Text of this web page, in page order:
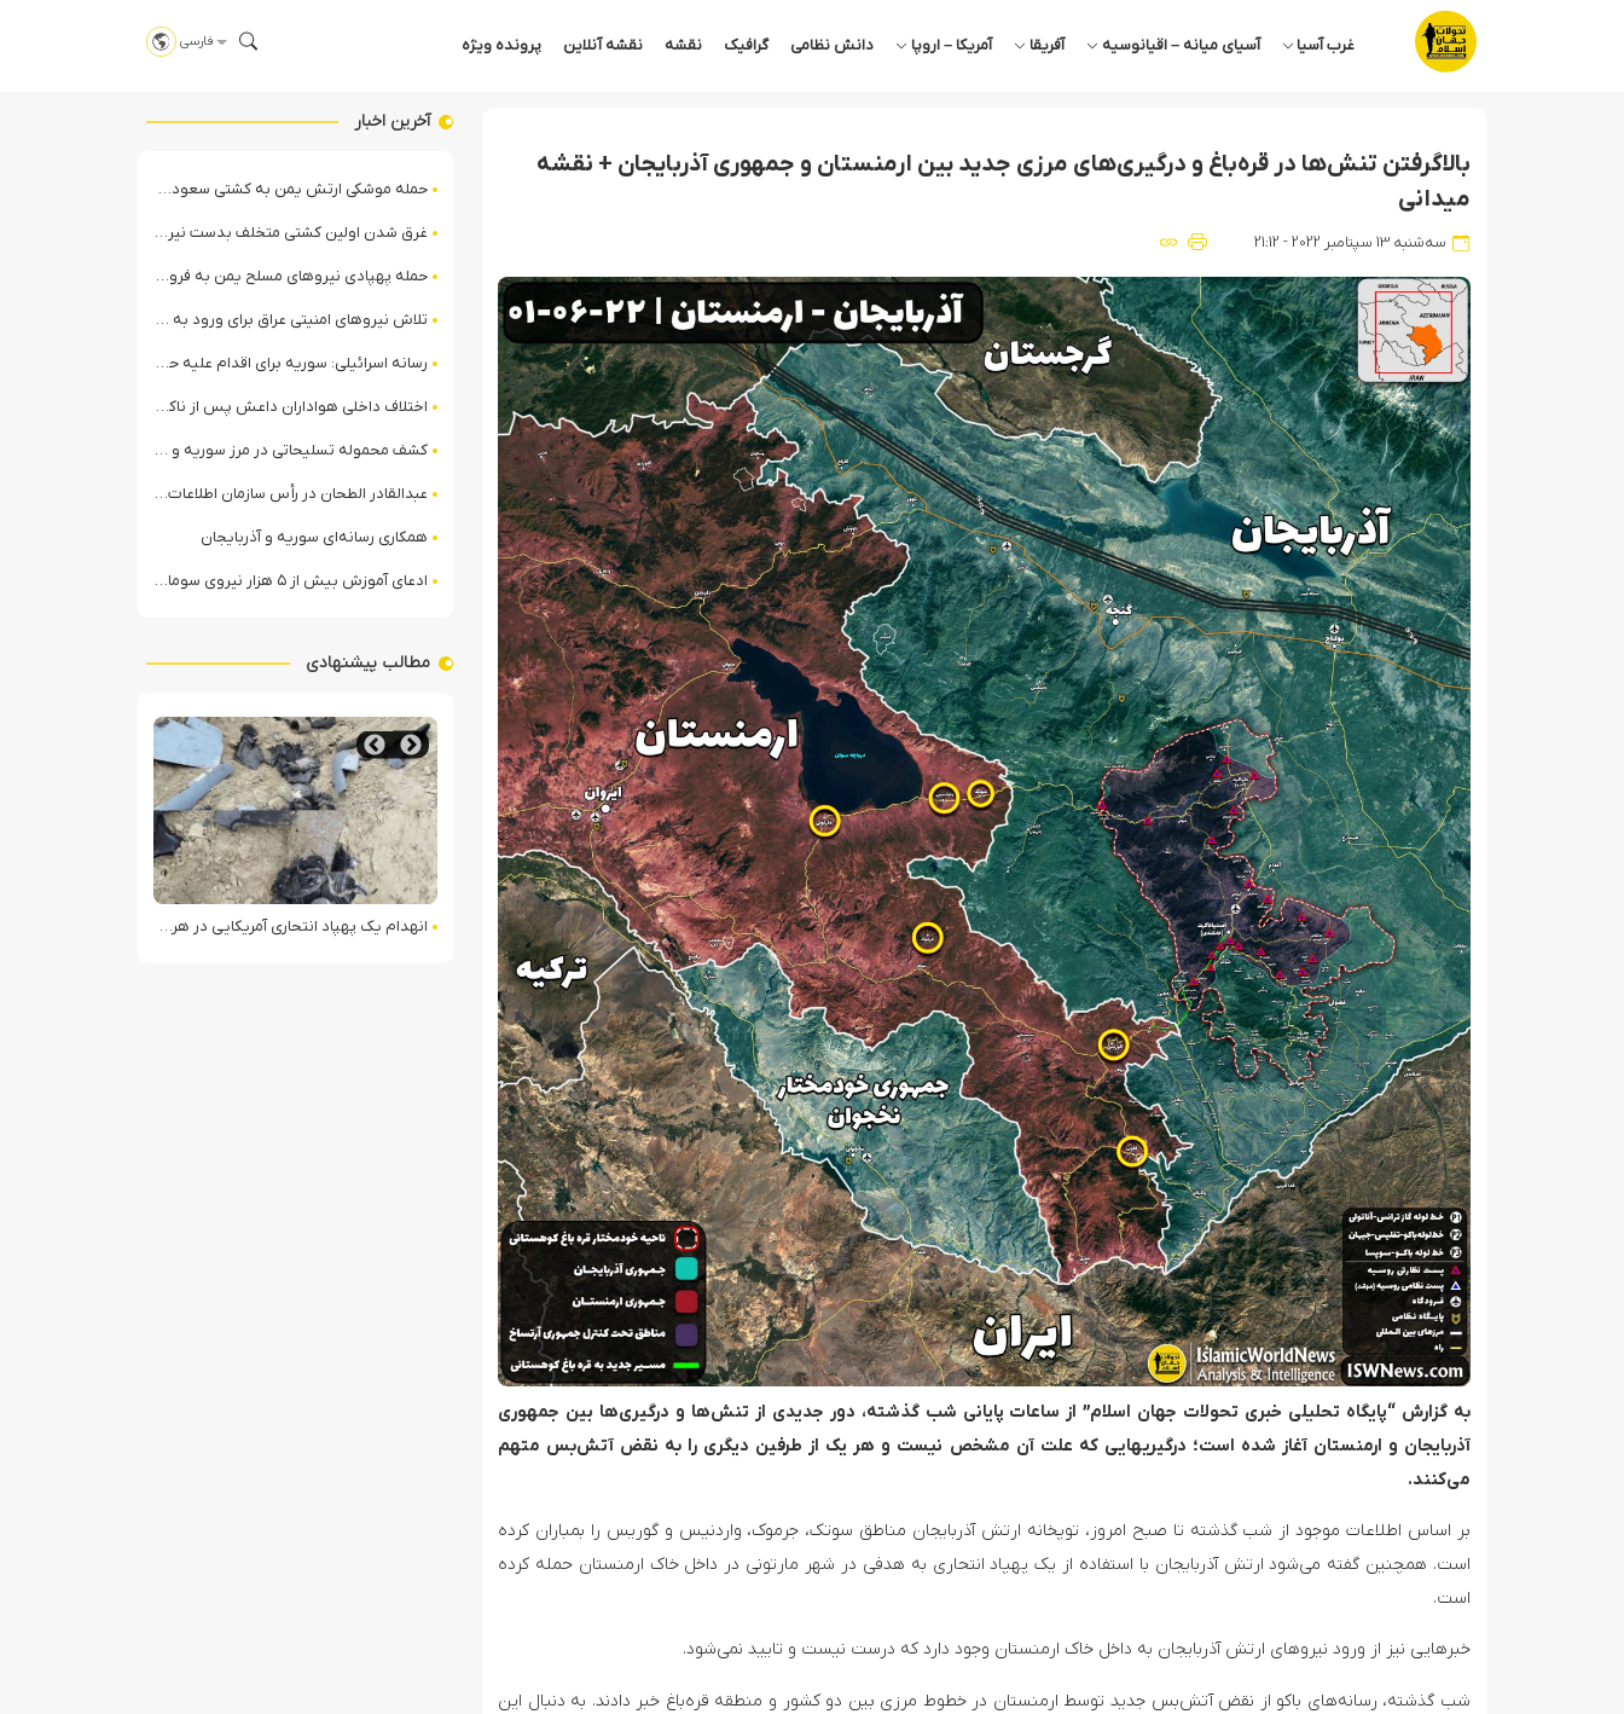
غرب آسیا آسیای میانه – اقیانوسیه آفریقا آمریکا – اروپا دانش نظامی گرافیک نقشه نقشه آنلاین پرونده ویژه فارسی
بالاگرفتن تنش‌ها در قره‌باغ و درگیری‌های مرزی جدید بین ارمنستان و جمهوری آذربایجان + نقشه
میدانی
سه‌شنبه 13 سپتامبر 2022 - 21:12
به گزارش “پایگاه تحلیلی خبری تحولات جهان اسلام” از ساعات پایانی شب گذشته، دور جدیدی از تنش‌ها و درگیری‌ها بین جمهوری
آذربایجان و ارمنستان آغاز شده است؛ درگیریهایی که علت آن مشخص نیست و هر یک از طرفین دیگری را به نقض آتش‌بس متهم
می‌کنند.
بر اساس اطلاعات موجود از شب گذشته تا صبح امروز، توپخانه ارتش آذربایجان مناطق سوتک، جرموک، واردنیس و گوریس را بمباران کرده
است. همچنین گفته می‌شود ارتش آذربایجان با استفاده از یک پهپاد انتحاری به هدفی در شهر مارتونی در داخل خاک ارمنستان حمله کرده
است.
خبرهایی نیز از ورود نیروهای ارتش آذربایجان به داخل خاک ارمنستان وجود دارد که درست نیست و تایید نمی‌شود.
شب گذشته، رسانه‌های باکو از نقض آتش‌بس جدید توسط ارمنستان در خطوط مرزی بین دو کشور و منطقه قره‌باغ خبر دادند. به دنبال این
آخرین اخبار
حمله موشکی ارتش یمن به کشتی سعودی در شمال دریای سرخ
غرق شدن اولین کشتی متخلف بدست نیروی دریایی ارتش یمن
حمله پهپادی نیروهای مسلح یمن به فرودگاه نجران
تلاش نیروهای امنیتی عراق برای ورود به مقر مقاومت در حومه بغداد
رسانه اسرائیلی: سوریه برای اقدام علیه حزب‌الله در لبنان آماده می‌شود!
اختلاف داخلی هواداران داعش پس از ناکامی عملیات انغماسی داعش در رقه
کشف محموله تسلیحاتی در مرز سوریه و عراق توسط نیروهای الجولانی
عبدالقادر الطحان در رأس سازمان اطلاعات سوریه؛ گمانه‌زنی‌ها درباره اختلافات در ساختار امنیتی
همکاری رسانه‌ای سوریه و آذربایجان
ادعای آموزش بیش از ۵ هزار نیروی سومالیایی با نظارت عربستان
مطالب پیشنهادی
حمله پهپادی نیروهای مسلح یمن به فرودگاه نجران
عبدالقادر الطحان در رأس سازمان اطلاعات سوریه؛ گمانه‌زنی‌ها درباره اختلافات در ساختار امنیتی انهدام یک پهپاد انتحاری آمریکایی در هرمزگان